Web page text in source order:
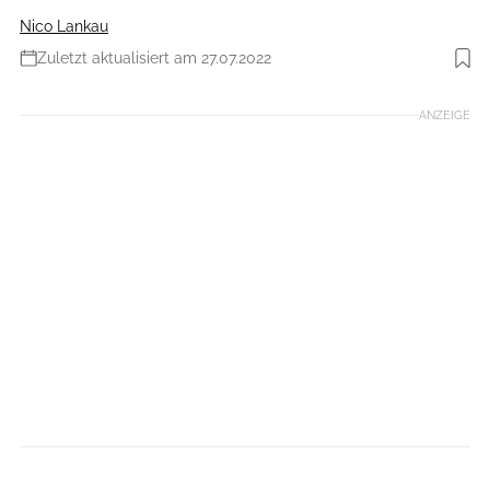
Nico Lankau
Zuletzt aktualisiert am 27.07.2022
Foto: The North Face; Jack Ibbetson
ANZEIGE